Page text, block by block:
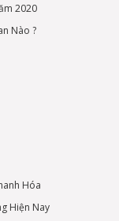
2020
Nào ?
Hóa
Hiện Nay